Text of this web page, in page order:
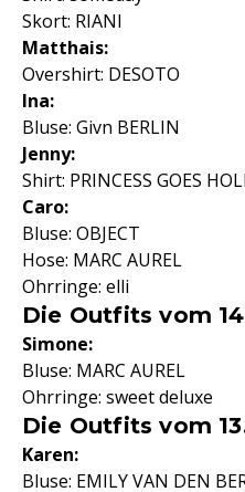
Skort: RIANI
Matthais:
Overshirt: DESOTO
Ina:
Bluse: Givn BERLIN
Jenny:
Shirt: PRINCESS GOES
Caro:
Bluse: OBJECT
Hose: MARC AUREL
Ohrringe: elli
Die Outfits vom
Simone:
Bluse: MARC AUREL
Ohrringe: sweet deluxe
Die Outfits vom
Karen:
Bluse: EMILY VAN DEN